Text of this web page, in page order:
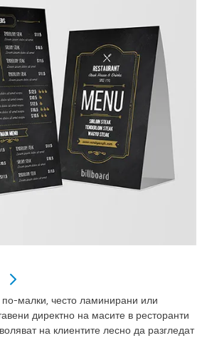
малки, често ламинирани или
директно на масите в ресторанти
на клиентите лесно да разгледат